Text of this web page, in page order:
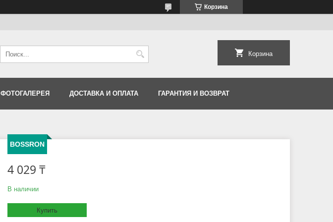
Корзина
Корзина
ФОТОГАЛЕРЕЯ ДОСТАВКА И ОПЛАТА ГАРАНТИЯ И ВОЗВРАТ
BOSSRON
4 029 ₸
В наличии
Купить